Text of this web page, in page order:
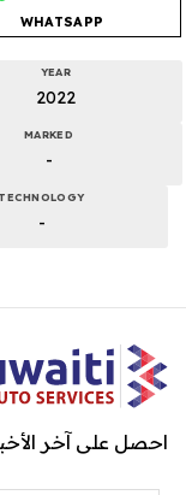
WHATSAPP
YEAR
2022
MARKED
-
TECHNOLOGY
-
احصل على آخر